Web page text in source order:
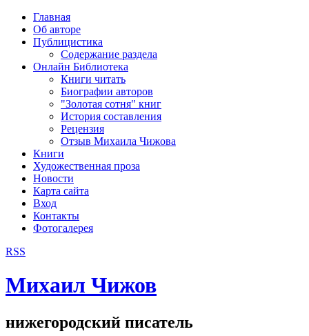
Главная
Об авторе
Публицистика
Содержание раздела
Онлайн Библиотека
Книги читать
Биографии авторов
"Золотая сотня" книг
История составления
Рецензия
Отзыв Михаила Чижова
Книги
Художественная проза
Новости
Карта сайта
Вход
Контакты
Фотогалерея
RSS
Михаил Чижов
нижегородский писатель